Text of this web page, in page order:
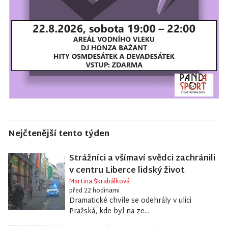
Nejčtenější tento týden
Strážníci a všímaví svědci zachránili
v centru Liberce lidský život
Martina Škrabálková
před 22 hodinami
Dramatické chvíle se odehrály v ulici
Pražská, kde byl na ze...